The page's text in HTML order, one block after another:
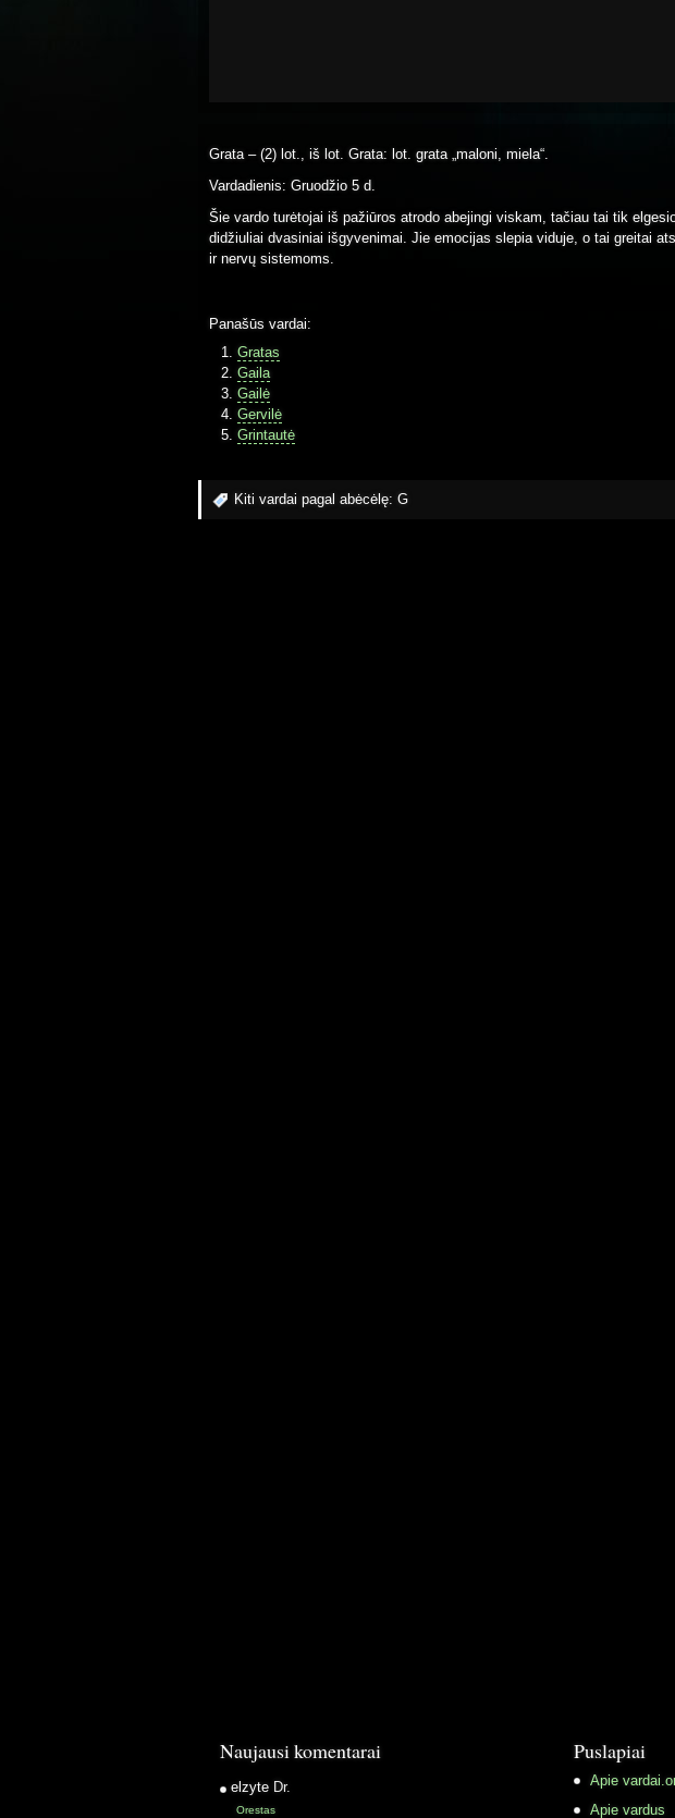
Grata – (2) lot., iš lot. Grata: lot. grata „maloni, miela“.
Vardadienis: Gruodžio 5 d.
Šie vardo turėtojai iš pažiūros atrodo abejingi viskam, tačiau tai tik
didžiuliai dvasiniai išgyvenimai. Jie emocijas slepia viduje, o tai greitai
ir nervų sistemoms.
Panašūs vardai:
Gratas
Gaila
Gailė
Gervilė
Grintautė
Kiti vardai pagal abėcėlę: G
Naujausi komentarai
elzyte Dr.
Orestas
Puslapiai
Apie
Apie vardus